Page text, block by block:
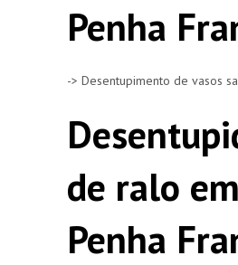
Penha
-> Desentupimento de vasos
de ralo em
Penha